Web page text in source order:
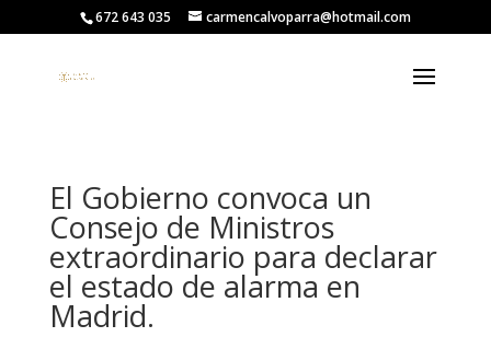
672 643 035 carmencalvoparra@hotmail.com
El Gobierno convoca un
Consejo de Ministros
extraordinario para declarar
el estado de alarma en
Madrid.